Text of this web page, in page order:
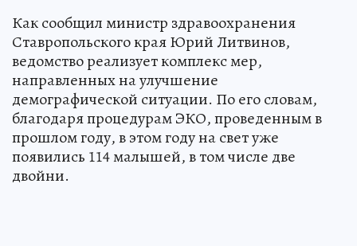
Как сообщил министр здравоохранения
Ставропольского края Юрий Литвинов,
ведомство реализует комплекс мер,
направленных на улучшение
демографической ситуации. По его словам,
благодаря процедурам ЭКО, проведенным в
прошлом году, в этом году на свет уже
появились 114 малышей, в том числе две
двойни.